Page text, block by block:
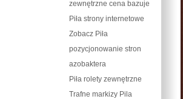
zewnętrzne cena bazuje
Piła strony internetowe
Zobacz Piła
pozycjonowanie stron
azobaktera
Piła rolety zewnętrzne
Trafne markizy Pila